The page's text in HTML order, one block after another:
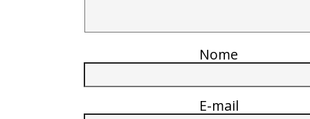
Nome
E-mail